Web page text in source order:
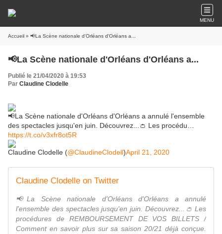
MENU
Accueil » 📢La Scène nationale d'Orléans d'Orléans a...
📢La Scène nationale d'Orléans d'Orléans a...
Publié le 21/04/2020 à 19:53
Par Claudine Clodelle
📢La Scène nationale d'Orléans d'Orléans a annulé l'ensemble
des spectacles jusqu'en juin. Découvrez...👛 Les procédu…
https://t.co/v3xfr8ot5R
Claudine Clodelle (@ClaudineClodell)April 21, 2020
Claudine Clodelle on Twitter
📢La Scène nationale d'Orléans d'Orléans a annulé
l'ensemble des spectacles jusqu'en juin. Découvrez...👛 Les
procédures de REMBOURSEMENT DE VOS BILLETS /
Comment en savoir plus sur sa saison 20/21 déjà conçue.